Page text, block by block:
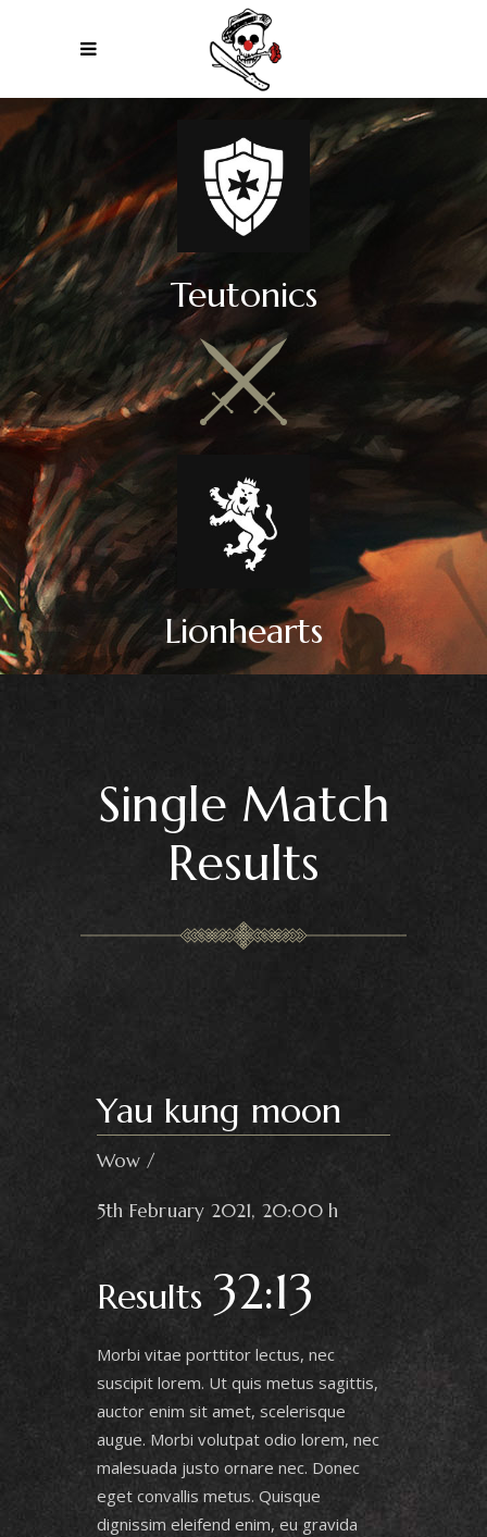
Teutonics
Lionhearts
Single Match
Results
Yau kung moon
Wow
5th February 2021, 20:00 h
Results 32:13
Morbi vitae porttitor lectus, nec
suscipit lorem. Ut quis metus sagittis,
auctor enim sit amet, scelerisque
augue. Morbi volutpat odio lorem, nec
malesuada justo ornare nec. Donec
eget convallis metus. Quisque
dignissim eleifend enim, eu gravida